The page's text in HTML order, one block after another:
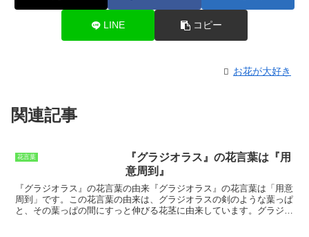
LINE コピー
お花が大好き
関連記事
花言葉
『グラジオラス』の花言葉は『用
意周到』
『グラジオラス』の花言葉の由来 『グラジオラス』の花言葉は「用意
周到」です。この花言葉の由来は、グラジオラスの剣のような葉っぱ
と、その葉っぱの間にすっと伸びる花茎に由来しています。グラジオ